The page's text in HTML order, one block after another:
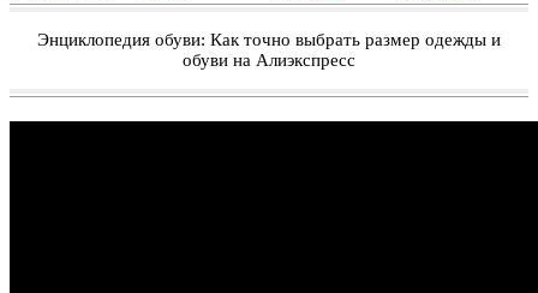
Энциклопедия обуви: Как точно выбрать размер одежды и
обуви на Алиэкспресс